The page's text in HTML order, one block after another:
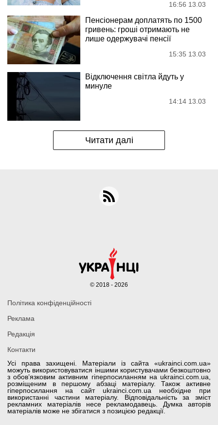
16:56 13.03
Пенсіонерам доплатять по 1500
гривень: гроші отримають не
лише одержувачі пенсії
15:35 13.03
Відключення світла йдуть у
минуле
14:14 13.03
Читати далі
Усі права захищені. Матеріали із сайта «ukrainci.com.ua»
можуть використовуватися іншими користувачами безкоштовно
з обов’язковим активним гіперпосиланням на ukrainci.com.ua,
розміщеним в першому абзаці матеріалу. Також активне
гіперпосилання на сайт ukrainci.com.ua необхідне при
використанні частини матеріалу. Відповідальність за зміст
рекламних матеріалів несе рекламодавець. Думка авторів
матеріалів може не збігатися з позицією редакції.
Політика конфіденційності
Реклама
Редакція
Контакти
© 2018 - 2026